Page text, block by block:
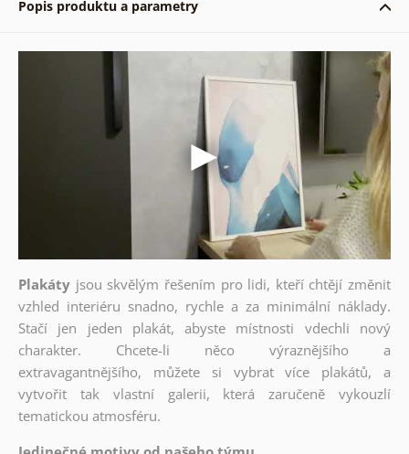
Popis produktu a parametry
Plakáty jsou skvělým řešením pro lidi, kteří chtějí změnit
vzhled interiéru snadno, rychle a za minimální náklady.
Stačí jen jeden plakát, abyste místnosti vdechli nový
charakter. Chcete-li něco výraznějšího a
extravagantnějšího, můžete si vybrat více plakátů, a
vytvořit tak vlastní galerii, která zaručeně vykouzlí
tematickou atmosféru.